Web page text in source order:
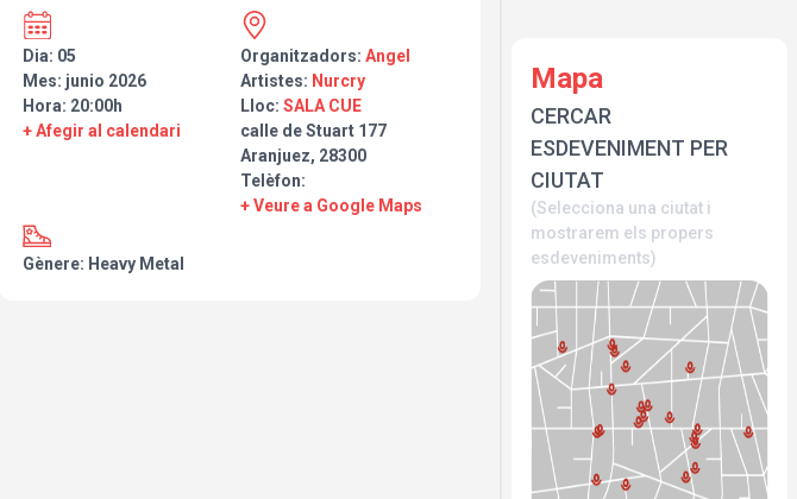
Dia: 05
Mes: junio 2026
Hora: 20:00h
+ Afegir al calendari
Organitzadors: Angel
Artistes: Nurcry
Lloc: SALA CUE
calle de Stuart 177
Aranjuez, 28300
Telèfon:
+ Veure a Google Maps
Gènere: Heavy Metal
Mapa
CERCAR
ESDEVENIMENT PER
CIUTAT
(Selecciona una ciutat i
mostrarem els propers
esdeveniments)